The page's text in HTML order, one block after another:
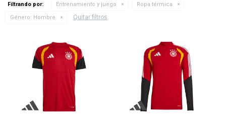
Filtrando por: Entrenamiento y juego
Ropa térmica
Género: Hombre Quitar filtros